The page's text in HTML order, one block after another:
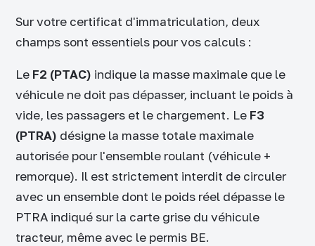
Sur votre certificat d'immatriculation, deux
champs sont essentiels pour vos calculs :
Le F2 (PTAC) indique la masse maximale que le
véhicule ne doit pas dépasser, incluant le poids à
vide, les passagers et le chargement. Le F3
(PTRA) désigne la masse totale maximale
autorisée pour l'ensemble roulant (véhicule +
remorque). Il est strictement interdit de circuler
avec un ensemble dont le poids réel dépasse le
PTRA indiqué sur la carte grise du véhicule
tracteur, même avec le permis BE.